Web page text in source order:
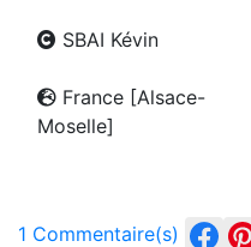
SBAI Kévin
France [Alsace-
Moselle]
1 Commentaire(s)